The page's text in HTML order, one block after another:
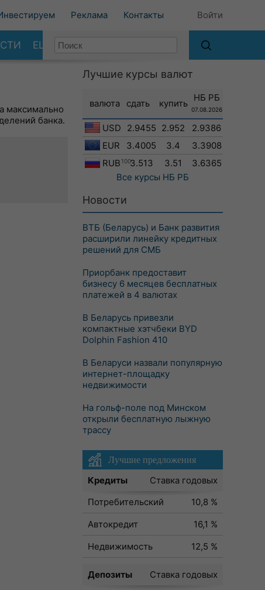
Реклама Контакты Войти
ЕЩЕ
максимально
банка.
Лучшие курсы валют
валюта сдать купить
НБ РБ
07.08.2026
USD 2.9455 2.952
2.9386
EUR
3.4005 3.4
3.3908
RUB 1003.513 3.51
3.6365
Все курсы НБ РБ
Новости
ВТБ (Беларусь) и Банк развития
расширили линейку кредитных
решений для СМБ
Приорбанк предоставит
бизнесу 6 месяцев бесплатных
платежей в 4 валютах
В Беларусь привезли
компактные хэтчбеки BYD
Dolphin Fashion 410
В Беларуси назвали популярную
интернет-площадку
недвижимости
На гольф-поле под Минском
открыли бесплатную лыжную
трассу
Лучшие предложения
Кредиты
Ставка годовых
Потребительский
10,8 %
Автокредит
16,1 %
Недвижимость
12,5 %
Депозиты
Ставка годовых